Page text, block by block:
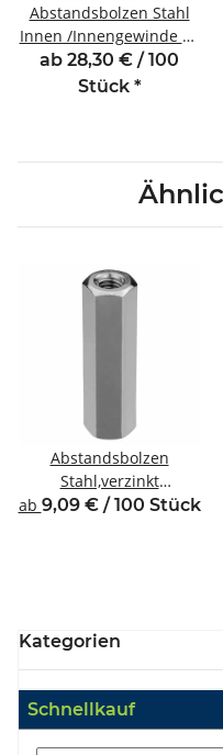
Abstandsbolzen Stahl
Innen /Innengewinde 50
mm M4 SW7
ab 28,30 € / 100
Stück *
Abstandsbolzen
Stahl,verzinkt
Innen/Innengewinde M4
ab 9,09 € / 100 Stück
Kategorien
Schnellkauf